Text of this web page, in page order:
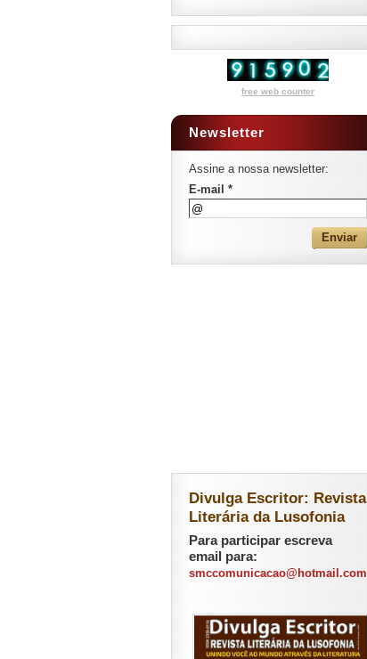
free web counter
Newsletter
Assine a nossa newsletter:
E-mail *
Divulga Escritor: Revista
Literária da Lusofonia
Para participar escreva
email para:
smccomunicacao@hotmail.com